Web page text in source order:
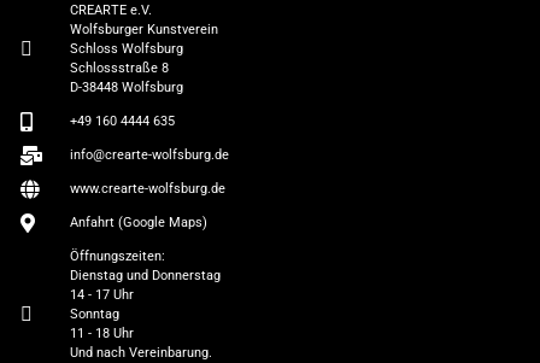
CREARTE e.V.
Wolfsburger Kunstverein
Schloss Wolfsburg
Schlossstraße 8
D-38448 Wolfsburg
+49 160 4444 635
info@crearte-wolfsburg.de
www.crearte-wolfsburg.de
Anfahrt (Google Maps)
Öffnungszeiten:
Dienstag und Donnerstag
14 - 17 Uhr
Sonntag
11 - 18 Uhr
Und nach Vereinbarung.